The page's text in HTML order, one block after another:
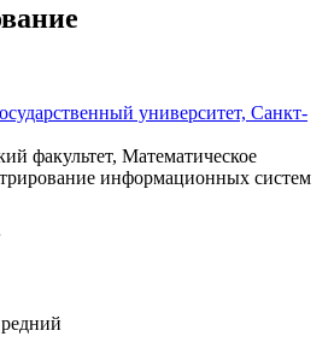
университет, Санкт-
факультет, Математическое
информационных систем